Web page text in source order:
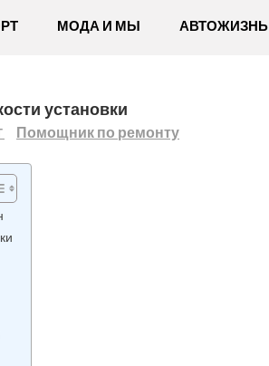
МОДА И МЫ АВТОЖИЗНЬ
установки
Помощник по ремонту